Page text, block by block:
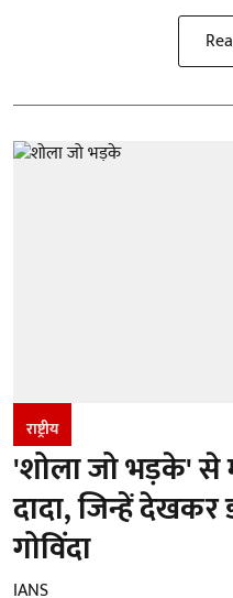
राष्ट्रीय
'शोला जो भड़के' से
दादा, जिन्हें
गोविंदा
IANS